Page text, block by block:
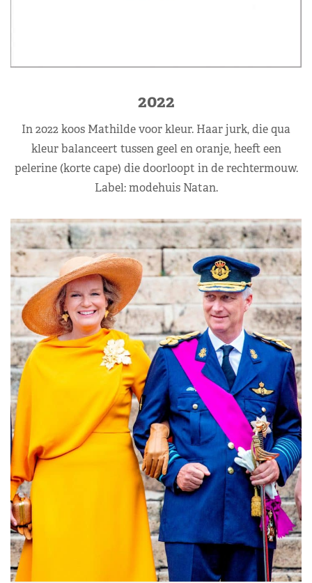
2022
In 2022 koos Mathilde voor kleur. Haar jurk, die qua
kleur balanceert tussen geel en oranje, heeft een
pelerine (korte cape) die doorloopt in de rechtermouw.
Label: modehuis Natan.